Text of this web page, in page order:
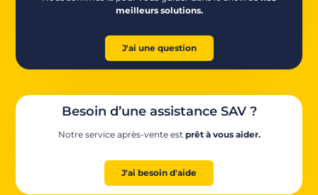
meilleurs solutions.
J'ai une question
Besoin d’une assistance SAV ?
Notre service après-vente est prêt à vous aider.
J'ai besoin d'aide